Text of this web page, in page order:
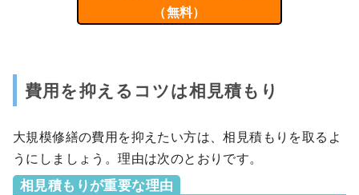
（無料）
費用を抑えるコツは相見積もり
大規模修繕の費用を抑えたい方は、相見積もりを取るよ
うにしましょう。理由は次のとおりです。
相見積もりが重要な理由